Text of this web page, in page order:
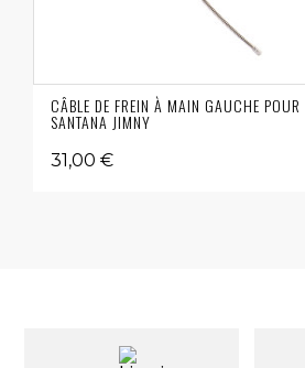
CÂBLE DE FREIN À MAIN GAUCHE
SANTANA JIMNY
31,00 €